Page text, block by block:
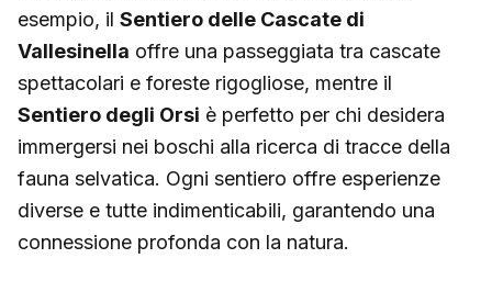
esempio, il Sentiero delle Cascate di
Vallesinella offre una passeggiata tra cascate
spettacolari e foreste rigogliose, mentre il
Sentiero degli Orsi è perfetto per chi desidera
immergersi nei boschi alla ricerca di tracce della
fauna selvatica. Ogni sentiero offre esperienze
diverse e tutte indimenticabili, garantendo una
connessione profonda con la natura.